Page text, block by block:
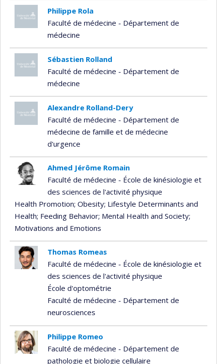
Philippe Rola
Faculté de médecine - Département de
médecine
Sébastien Rolland
Faculté de médecine - Département de
médecine
Alexandre Rolland-Dery
Faculté de médecine - Département de
médecine de famille et de médecine
d'urgence
Ahmed Jérôme Romain
Faculté de médecine - École de kinésiologie et
des sciences de l'activité physique
Health Promotion; Obesity; Lifestyle Determinants and
Health; Feeding Behavior; Mental Health and Society;
Motivations and Emotions
Thomas Romeas
Faculté de médecine - École de kinésiologie et
des sciences de l'activité physique
École d'optométrie
Faculté de médecine - Département de
neurosciences
Philippe Romeo
Faculté de médecine - Département de
pathologie et biologie cellulaire